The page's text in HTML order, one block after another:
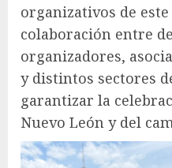
organizativos de
colaboración entre
organizadores,
y distintos sectores
garantizar la
Nuevo León y del